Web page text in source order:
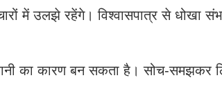
में उलझे रहेंगे। विश्वासपात्र से धोखा
का कारण बन सकता है। सोच-समझकर